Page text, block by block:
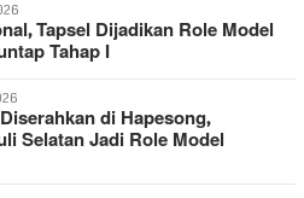
Tapsel Dijadikan Role Model
Tahap I
di Hapesong,
Selatan Jadi Role Model